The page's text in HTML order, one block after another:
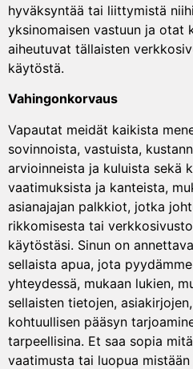
hyväksyntää tai liittymistä
yksinomaisen vastuun ja otat
aiheutuvat tällaisten
käytöstä.
Vahingonkorvaus
Vapautat meidät kaikista
sovinnoista, vastuista,
arvioinneista ja kuluista sekä
vaatimuksista ja kanteista,
asianajajan palkkiot, jotka
rikkomisesta tai
käytöstäsi. Sinun on
sellaista apua, jota
yhteydessä, mukaan lukien,
sellaisten tietojen,
kohtuullisen pääsyn
tarpeellisina. Et saa sopia
vaatimusta tai luopua